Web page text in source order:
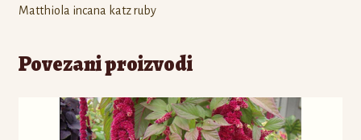
Matthiola incana katz ruby
Povezani proizvodi